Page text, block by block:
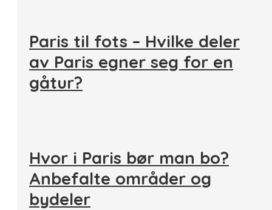
Paris til fots – Hvilke deler
av Paris egner seg for en
gåtur?
Hvor i Paris bør man bo?
Anbefalte områder og
bydeler